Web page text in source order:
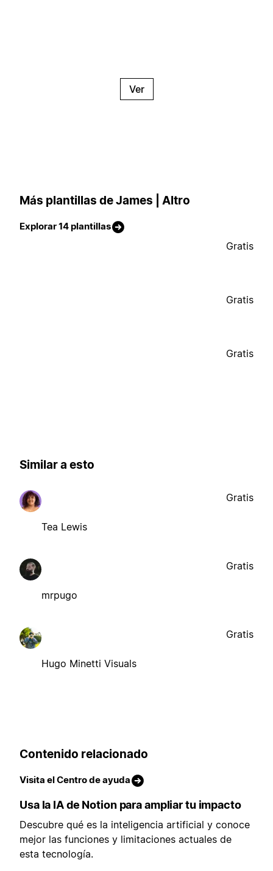
Ver
Más plantillas de James | Altro
Explorar 14 plantillas
Gratis
Gratis
Gratis
Similar a esto
Tea Lewis
Gratis
mrpugo
Gratis
Hugo Minetti Visuals
Gratis
Contenido relacionado
Visita el Centro de ayuda
Usa la IA de Notion para ampliar tu impacto
Descubre qué es la inteligencia artificial y conoce
mejor las funciones y limitaciones actuales de
esta tecnología.